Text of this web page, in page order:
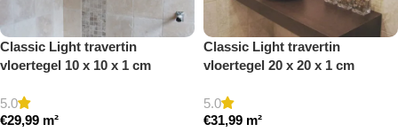
Classic Light travertin
vloertegel 10 x 10 x 1 cm
5.0
€29,99 m²
Classic Light travertin
vloertegel 20 x 20 x 1 cm
5.0
€31,99 m²